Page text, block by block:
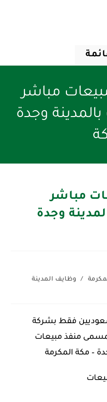
مباشر
وجدة
مباشر
وجدة
/
وظايف المدينة
فقط بشركة
منفذ مبيعات
– مكة المكرمة